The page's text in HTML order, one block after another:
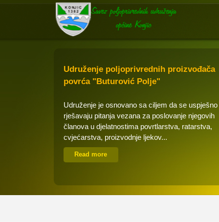
Udruženje poljoprivrednih proizvođača
povrća "Buturović Polje"
Udruženje je osnovano sa ciljem da se uspješno
rješavaju pitanja vezana za poslovanje njegovih
članova u djelatnostima povrtlarstva, ratarstva,
cvjećarstva, proizvodnje ljekov...
Read more